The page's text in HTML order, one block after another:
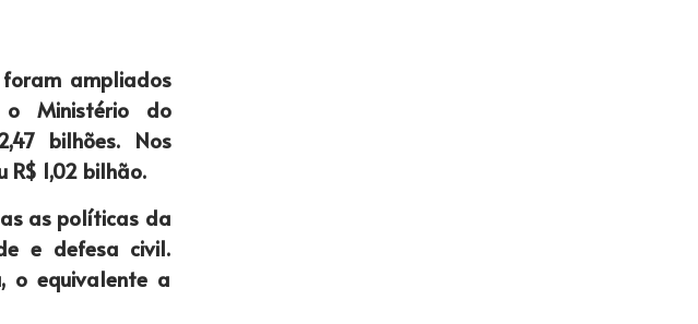
ampliados
Ministério do
bilhões. Nos
1,02 bilhão.
as políticas da
e defesa civil.
o equivalente a